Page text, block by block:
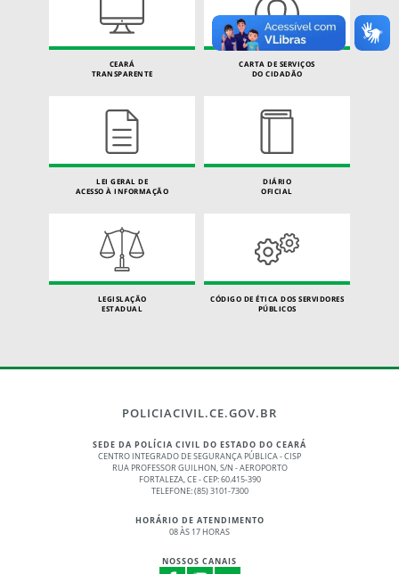
CEARÁ
TRANSPARENTE
CARTA DE SERVIÇOS
DO CIDADÃO
LEI GERAL DE
ACESSO À INFORMAÇÃO
DIÁRIO
OFICIAL
LEGISLAÇÃO
ESTADUAL
CÓDIGO DE ÉTICA DOS SERVIDORES
PÚBLICOS
POLICIACIVIL.CE.GOV.BR
SEDE DA POLÍCIA CIVIL DO ESTADO DO CEARÁ
CENTRO INTEGRADO DE SEGURANÇA PÚBLICA - CISP
RUA PROFESSOR GUILHON, S/N - AEROPORTO
FORTALEZA, CE - CEP: 60.415-390
TELEFONE: (85) 3101-7300
HORÁRIO DE ATENDIMENTO
08 ÀS 17 HORAS
NOSSOS CANAIS